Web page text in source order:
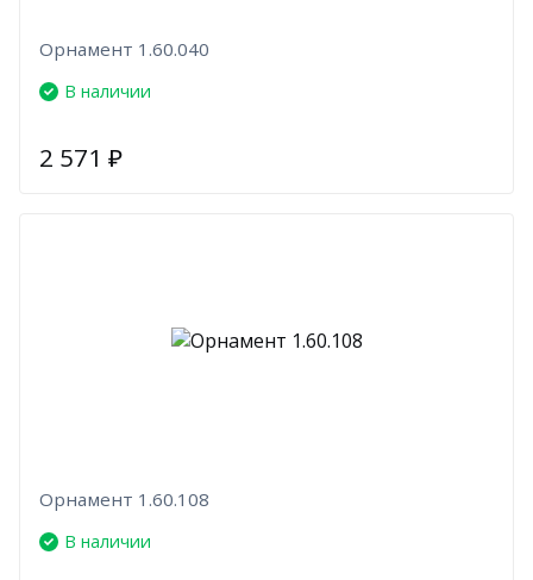
Орнамент 1.60.040
В наличии
2 571 ₽
Орнамент 1.60.108
В наличии